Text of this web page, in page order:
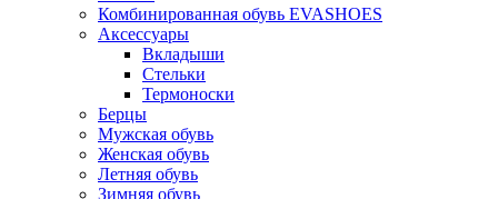
Комбинированная обувь EVASHOES
Аксессуары
Вкладыши
Стельки
Термоноски
Берцы
Мужская обувь
Женская обувь
Летняя обувь
Зимняя обувь